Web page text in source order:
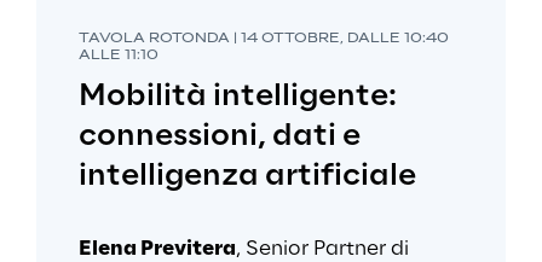
TAVOLA ROTONDA | 14 OTTOBRE, DALLE 10:40
ALLE 11:10
Mobilità intelligente:
connessioni, dati e
intelligenza artificiale
Elena Previtera, Senior Partner di